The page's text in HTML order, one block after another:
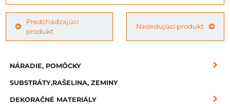
Predchádzajúci
produkt
Nasledujúci produkt
NÁRADIE, POMÔCKY
SUBSTRÁTY,RAŠELINA, ZEMINY
DEKORAČNÉ MATERIÁLY